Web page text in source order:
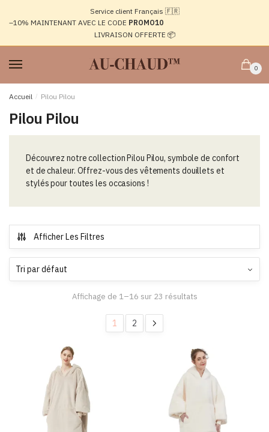
navigation
Service client Français 🇫🇷
–10% MAINTENANT AVEC LE CODE PROMO10
LIVRAISON OFFERTE 📦
0
Accueil / Pilou Pilou
Pilou Pilou
Découvrez notre collection Pilou Pilou, symbole de confort
et de chaleur. Offrez-vous des vêtements douillets et
stylés pour toutes les occasions !
Afficher Les Filtres
Affichage de 1–16 sur 23 résultats
1 2